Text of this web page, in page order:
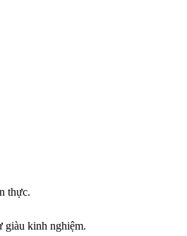
thực.
giàu kinh nghiệm.